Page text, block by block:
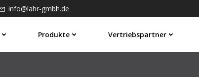
info@lahr-gmbh.de
Produkte Vertriebspartner